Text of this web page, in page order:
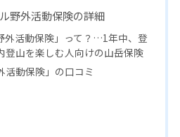
野外活動保険の詳細
外活動保険」って？…1年中、登
登山を楽しむ人向けの山岳保険
活動保険」の口コミ